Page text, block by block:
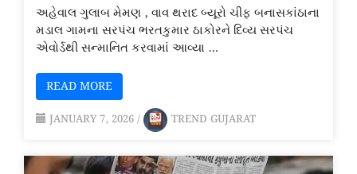
અહેવાલ ગુલાબ મેમણ , વાવ થરાદ બ્યૂરો ચીફ બનાસકાંઠાના
મડાલ ગામના સરપંચ ભરતકુમાર ઠાકોરને દિવ્ય સરપંચ
એવોર્ડથી સન્માનિત કરવામાં આવ્યા …
READ MORE
JANUARY 7, 2026 / TREND GUJARAT